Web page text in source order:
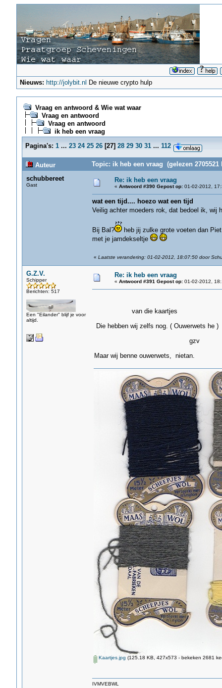
Nieuws: http://jolybit.nl De nieuwe crypto hulp
Vraag en antwoord & Wie wat waar
Vraag en antwoord
Vraag en antwoord
ik heb een vraag
Pagina's: 1 ... 23 24 25 26[27] 28 29 30 31 ... 112
Auteur
Topic: ik heb een vraag (gelezen 2705521
schubbereet
Gast
Re: ik heb een vraag
« Antwoord #390 Gepost op:01-02-2012,
wat een tijd.... hoezo wat een tijd
Veilig achter moeders rok, dat bedoel ik, wij
Bij Bal?
heb jij zulke grote voeten dan
met je jamdekseltje
« Laatste verandering: 01-02-2012, 18:07:50 door
G.Z.V.
Schipper
Berichten: 517
Een "Eilander" blijf je voor
altijd.
Re: ik heb een vraag
« Antwoord #391 Gepost op:01-02-2012,
van die kaartjes
Die hebben wij zelfs nog. ( Ouwerwets he )
gzv
Maar wij benne ouwerwets, nietan.
Kaartjes.jpg (125.18 KB, 427x573 - bekeken 2681
IVMVEBWL